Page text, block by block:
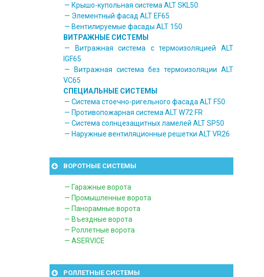
— Крышо-купольная система ALT SKL50
— Элементный фасад ALT EF65
— Вентилируемые фасады ALT 150
ВИТРАЖНЫЕ СИСТЕМЫ
— Витражная система с термоизоляцией ALT
IGF65
— Витражная система без термоизоляции ALT
VC65
СПЕЦИАЛЬНЫЕ СИСТЕМЫ
— Система стоечно-ригельного фасада ALT F50
— Противопожарная система ALT W72 FR
— Система солнцезащитных ламелей ALT SP50
— Наружные вентиляционные решетки ALT VR26
ВОРОТНЫЕ СИСТЕМЫ
— Гаражные ворота
— Промышленные ворота
— Панорамные ворота
— Въездные ворота
— Роллетные ворота
— ASERVICE
РОЛЛЕТНЫЕ СИСТЕМЫ